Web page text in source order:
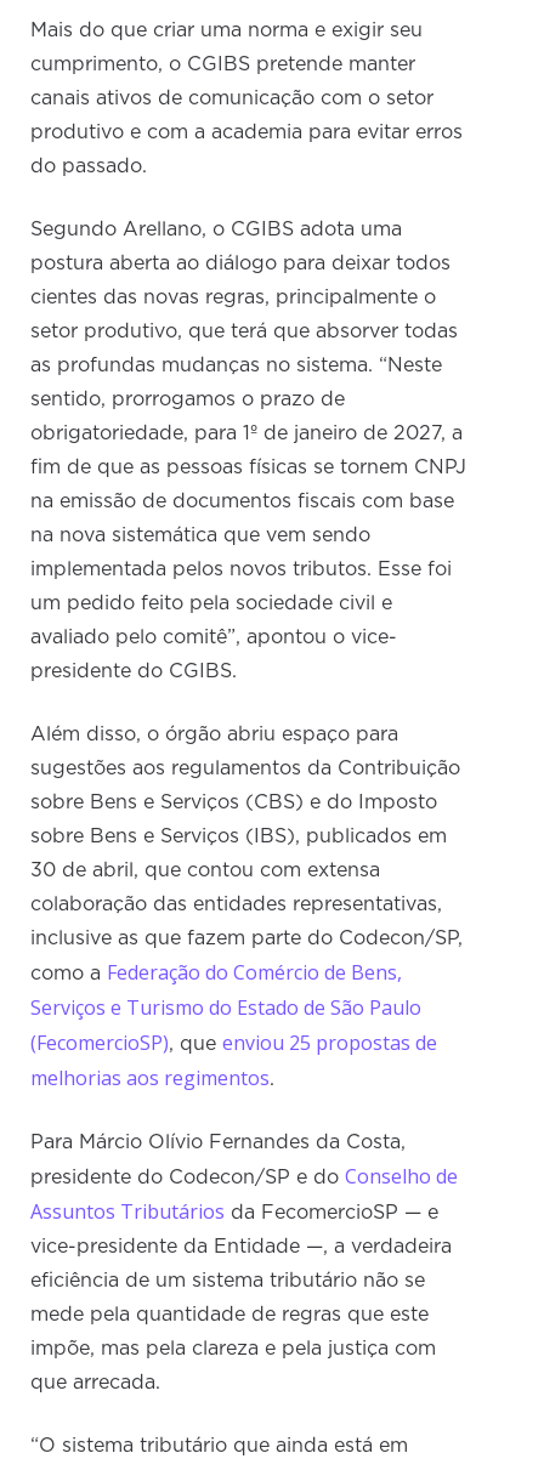
Mais do que criar uma norma e exigir seu
cumprimento, o CGIBS pretende manter
canais ativos de comunicação com o setor
produtivo e com a academia para evitar erros
do passado.
Segundo Arellano, o CGIBS adota uma
postura aberta ao diálogo para deixar todos
cientes das novas regras, principalmente o
setor produtivo, que terá que absorver todas
as profundas mudanças no sistema. “Neste
sentido, prorrogamos o prazo de
obrigatoriedade, para 1º de janeiro de 2027, a
fim de que as pessoas físicas se tornem CNPJ
na emissão de documentos fiscais com base
na nova sistemática que vem sendo
implementada pelos novos tributos. Esse foi
um pedido feito pela sociedade civil e
avaliado pelo comitê”, apontou o vice-
presidente do CGIBS.
Além disso, o órgão abriu espaço para
sugestões aos regulamentos da Contribuição
sobre Bens e Serviços (CBS) e do Imposto
sobre Bens e Serviços (IBS), publicados em
30 de abril, que contou com extensa
colaboração das entidades representativas,
inclusive as que fazem parte do Codecon/SP,
como a Federação do Comércio de Bens,
Serviços e Turismo do Estado de São Paulo
(FecomercioSP), queenviou 25 propostas de
melhorias aos regimentos.
Para Márcio Olívio Fernandes da Costa,
presidente do Codecon/SP e doConselho de
Assuntos Tributários da FecomercioSP — e
vice-presidente da Entidade —, a verdadeira
eficiência de um sistema tributário não se
mede pela quantidade de regras que este
impõe, mas pela clareza e pela justiça com
que arrecada.
“O sistema tributário que ainda está em